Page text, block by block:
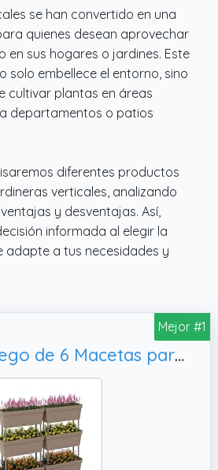
se han convertido en una
quienes desean aprovechar
en sus hogares o jardines. Este
solo embellece el entorno, sino
cultivar plantas en áreas
departamentos o patios
diferentes productos
verticales, analizando
y desventajas. Así,
informada al elegir la
adapte a tus necesidades y
Mejor #1
HOMASIS Juego de 6 Macetas para Flores, Vegetales (Gris)